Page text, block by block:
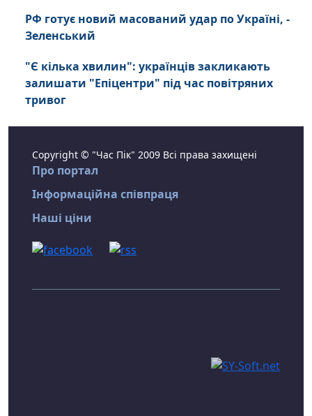
РФ готує новий масований удар по Україні, -
Зеленський
"Є кілька хвилин": українців закликають
залишати "Епіцентри" під час повітряних
тривог
Copyright © "Час Пік" 2009 Всі права захищені
Про портал
Інформаційна співпраця
Наші ціни